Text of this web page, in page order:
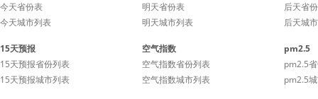
今天省份表
今天城市列表
明天省份表
明天城市列表
后天省
后天城
15天预报
15天预报省份列表
15天预报城市列表
空气指数
空气指数省份列表
空气指数城市列表
pm2.5
pm2.5
pm2.5